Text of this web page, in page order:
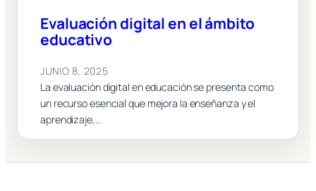
Evaluación digital en el ámbito
educativo
JUNIO 8, 2025
La evaluación digital en educación se presenta como
un recurso esencial que mejora la enseñanza y el
aprendizaje,…